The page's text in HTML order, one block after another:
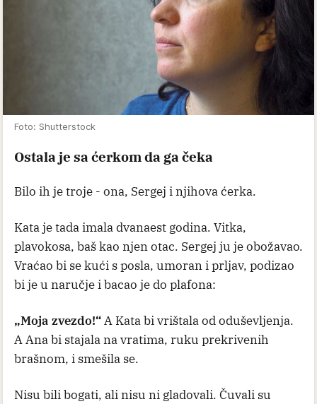
Foto: Shutterstock
Ostala je sa ćerkom da ga čeka
Bilo ih je troje - ona, Sergej i njihova ćerka.
Kata je tada imala dvanaest godina. Vitka,
plavokosa, baš kao njen otac. Sergej ju je obožavao.
Vraćao bi se kući s posla, umoran i prljav, podizao
bi je u naručje i bacao je do plafona:
„Moja zvezdo!“A Kata bi vrištala od oduševljenja.
A Ana bi stajala na vratima, ruku prekrivenih
brašnom, i smešila se.
Nisu bili bogati, ali nisu ni gladovali. Čuvali su